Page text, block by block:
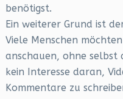
benötigst.
Ein weiterer Grund ist
Viele Menschen
anschauen, ohne selbst
kein Interesse daran,
Kommentare zu